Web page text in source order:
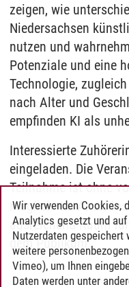
zeigen, wie
Niedersachsen
nutzen und
Potenziale und eine
Technologie,
nach Alter und
empfinden KI als
Interessierte
eingeladen. Die
Teilnahme ist ohne
möglich. Im
ausreichend Raum
dem Publikum.
Wir verwenden Cookies,
Analytics gesetzt und
Nutzerdaten gespeichert
weitere
Vimeo), um Ihnen
Daten werden unter